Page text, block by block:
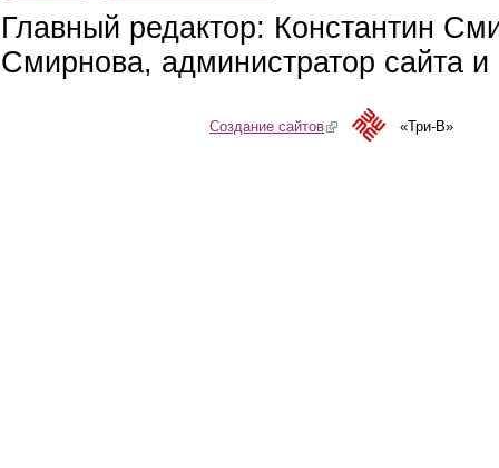
Главный редактор: Константин
Смирнова, администратор сайта
Создание сайтов(link is external)«Три-В»